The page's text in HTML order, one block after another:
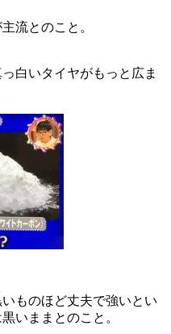
流とのこと。
白いタイヤがもっと広ま
ものほど丈夫で強いとい
いままとのこと。